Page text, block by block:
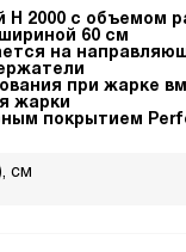
Н 2000 с объемом
60 см
на
при жарке
жарки
покрытием
см